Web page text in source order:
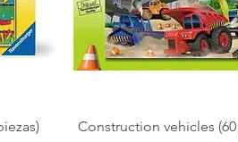
Vista rápida
Construction vehicles